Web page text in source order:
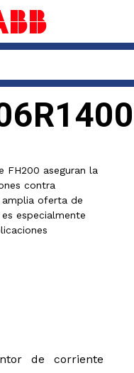
FH200 aseguran la
contra
oferta de
especialmente
de corriente